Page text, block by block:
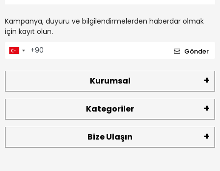
Kampanya, duyuru ve bilgilendirmelerden haberdar olmak
için kayıt olun.
Gönder
Kurumsal
Kategoriler
Bize Ulaşın